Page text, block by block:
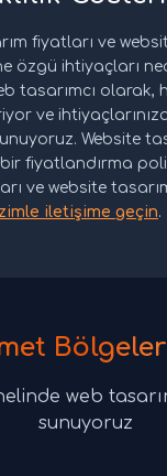
fiyatları ve
özgü ihtiyaçları
tasarımcı olarak,
ve
Website
fiyatlandırma
ve website
iletişime geçin.
web
sunuyoruz